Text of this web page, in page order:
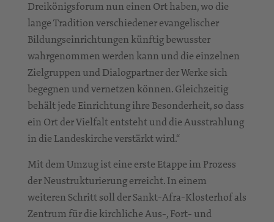
Dreikönigsforum nun einen Ort haben, wo die
lange Tradition verschiedener evangelischer
Bildungseinrichtungen künftig bewusster
wahrgenommen werden kann und die einzelnen
Zielgruppen und Dialogpartner der Werke sich
begegnen und vernetzen können. Gleichzeitig
behält jede Einrichtung ihre Besonderheit, so dass
ein Ort der Vielfalt entsteht und die Ausstrahlung
in die Landeskirche verstärkt wird.“
Mit dem Umzug ist eine erste Etappe im Prozess
der Neustrukturierung erreicht. In einem
weiteren Schritt soll der Sankt-Afra-Klosterhof als
Zentrum für die kirchliche Aus-, Fort- und